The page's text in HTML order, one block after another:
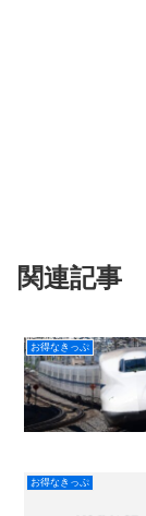
関連記事
お得なきっぷ
お得なきっぷ